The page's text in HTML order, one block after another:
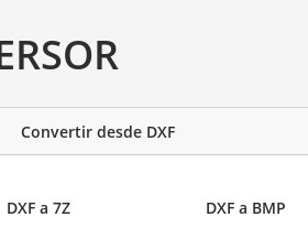
Convertir desde DXF
DXF a 7Z DXF a BMP